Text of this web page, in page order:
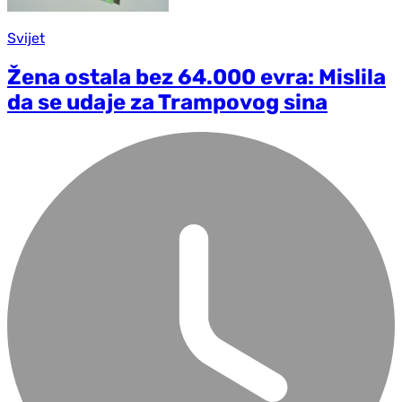
Svijet
Žena ostala bez 64.000 evra: Mislila
da se udaje za Trampovog sina